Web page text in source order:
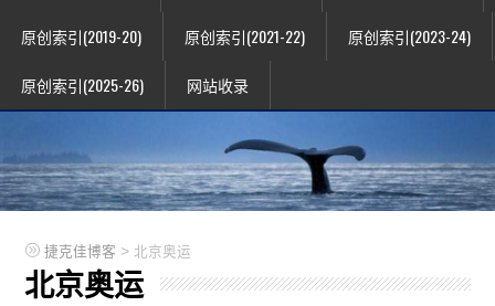
原创索引(2019-20) 原创索引(2021-22) 原创索引(2023-24)
原创索引(2025-26) 网站收录
捷克佳博客 > 北京奥运
北京奥运